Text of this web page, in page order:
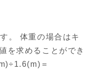
。 体重の場合はキ
を求めることができ
＝